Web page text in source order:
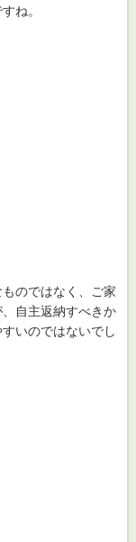
ね。
のではなく、ご家
自主返納すべきか
いのではないでし